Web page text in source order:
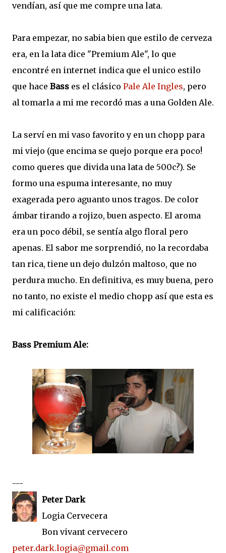
vendían, así que me compre una lata.
Para empezar, no sabia bien que estilo de cerveza
era, en la lata dice "Premium Ale", lo que
encontré en internet indica que el unico estilo
que hace Bass es el clásico Pale Ale Ingles, pero
al tomarla a mi me recordó mas a una Golden Ale.
La serví en mi vaso favorito y en un chopp para
mi viejo (que encima se quejo porque era poco!
como queres que divida una lata de 500c?). Se
formo una espuma interesante, no muy
exagerada pero aguanto unos tragos. De color
ámbar tirando a rojizo, buen aspecto. El aroma
era un poco débil, se sentía algo floral pero
apenas. El sabor me sorprendió, no la recordaba
tan rica, tiene un dejo dulzón maltoso, que no
perdura mucho. En definitiva, es muy buena, pero
no tanto, no existe el medio chopp así que esta es
mi calificación:
Bass Premium Ale:
---
Peter Dark
Logia Cervecera
Bon vivant cervecero
peter.dark.logia@gmail.com